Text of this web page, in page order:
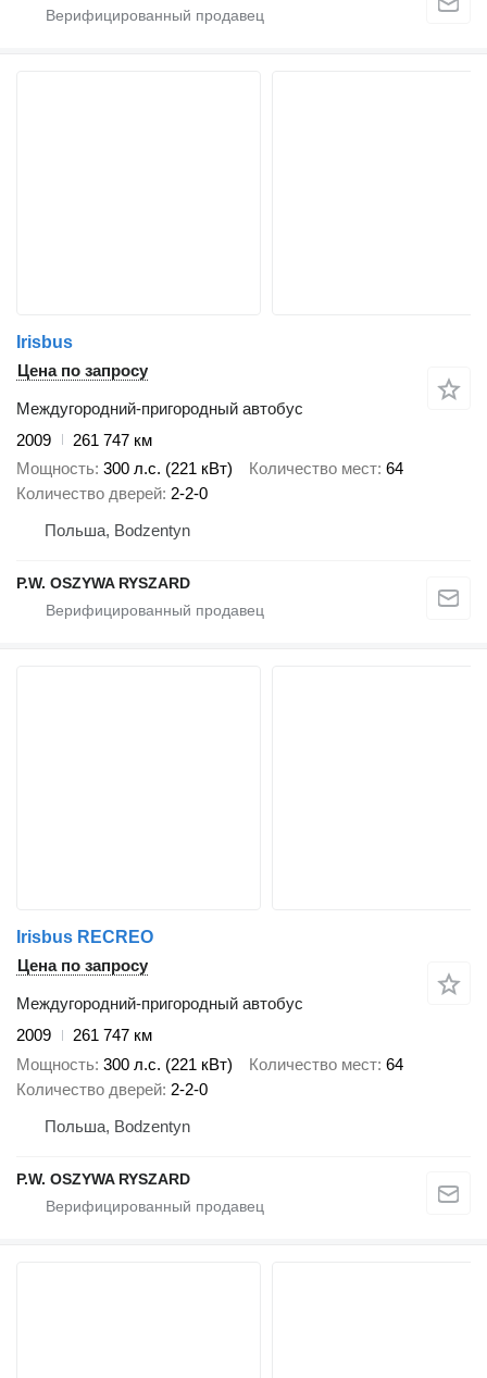
Irisbus
Цена по запросу
Междугородний-пригородный автобус
2009
261 747 км
Мощность 300 л.с. (221 кВт) Количество мест 64
Количество дверей 2-2-0
Польша, Bodzentyn
P.W. OSZYWA RYSZARD
Irisbus RECREO
Цена по запросу
Междугородний-пригородный автобус
2009
261 747 км
Мощность 300 л.с. (221 кВт) Количество мест 64
Количество дверей 2-2-0
Польша, Bodzentyn
P.W. OSZYWA RYSZARD